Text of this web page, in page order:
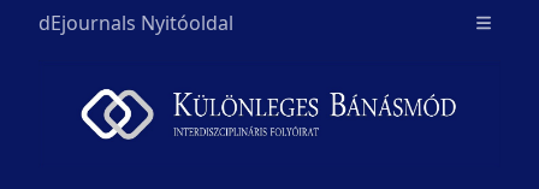
dEjournals Nyitóoldal Open